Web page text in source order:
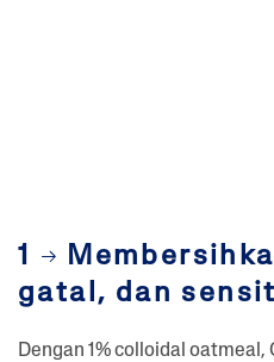
1
gatal, dan
Dengan 1% colloidal